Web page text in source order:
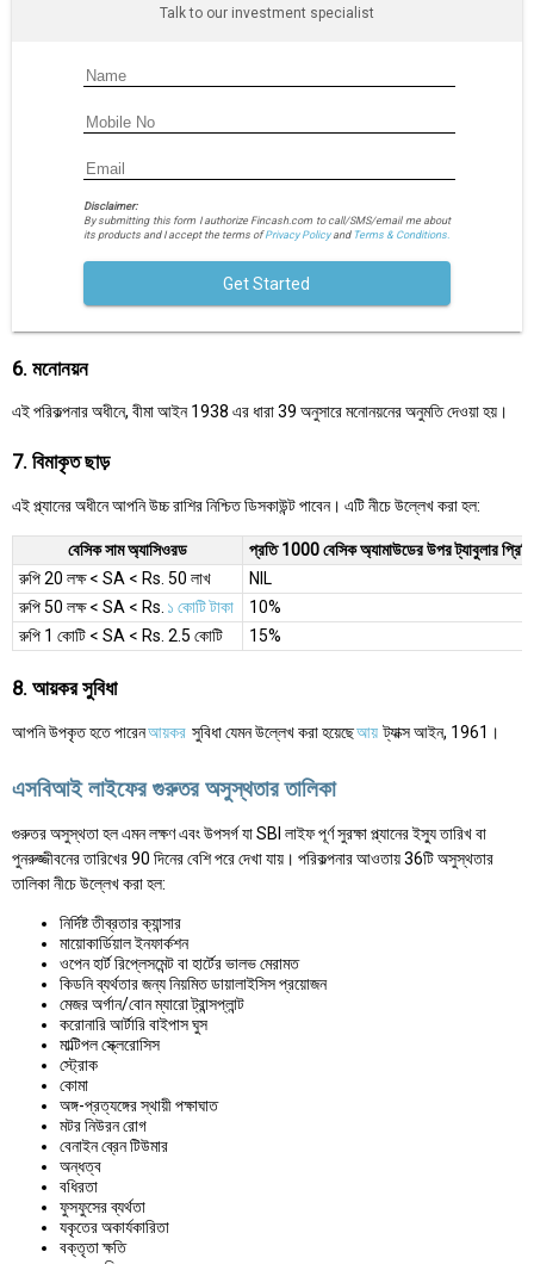
Talk to our investment specialist
Disclaimer:
By submitting this form I authorize Fincash.com to call/SMS/email me about
its products and I accept the terms ofPrivacy Policyand Terms & Conditions.
Get Started
6. মনোনয়ন
এই পরিকল্পনার অধীনে, বীমা আইন 1938 এর ধারা 39 অনুসারে মনোনয়নের অনুমতি দেওয়া হয়।
7. বিমাকৃত ছাড়
এই প্ল্যানের অধীনে আপনি উচ্চ রাশির নিশ্চিত ডিসকাউন্ট পাবেন। এটি নীচে উল্লেখ করা হল:
বেসিক সাম অ্যাসিওরড
প্রতি 1000 বেসিক অ্যামাউডের উপর ট্যাবুলার
রুপি 20 লক্ষ < SA < Rs. 50 লাখ
NIL
রুপি 50 লক্ষ < SA < Rs. ১ কোটি টাকা
10%
রুপি 1 কোটি < SA < Rs. 2.5 কোটি
15%
8. আয়কর সুবিধা
আপনি উপকৃত হতে পারেনআয়কর সুবিধা যেমন উল্লেখ করা হয়েছেআয় ট্যাক্স আইন, 1961।
এসবিআই লাইফের গুরুতর অসুস্থতার তালিকা
গুরুতর অসুস্থতা হল এমন লক্ষণ এবং উপসর্গ যা SBI লাইফ পূর্ণ সুরক্ষা প্ল্যানের ইস্যু তারিখ বা
পুনরুজ্জীবনের তারিখের 90 দিনের বেশি পরে দেখা যায়। পরিকল্পনার আওতায় 36টি অসুস্থতার
তালিকা নীচে উল্লেখ করা হল:
নির্দিষ্ট তীব্রতার ক্যান্সার
মায়োকার্ডিয়াল ইনফার্কশন
ওপেন হার্ট রিপ্লেসমেন্ট বা হার্টের ভালভ মেরামত
কিডনি ব্যর্থতার জন্য নিয়মিত ডায়ালাইসিস প্রয়োজন
মেজর অর্গান/বোন ম্যারো ট্রান্সপ্লান্ট
করোনারি আর্টারি বাইপাস ঘুস
মাল্টিপল স্ক্লেরোসিস
স্ট্রোক
কোমা
অঙ্গ-প্রত্যঙ্গের স্থায়ী পক্ষাঘাত
মটর নিউরন রোগ
বেনাইন ব্রেন টিউমার
অন্ধত্ব
বধিরতা
ফুসফুসের ব্যর্থতা
যকৃতের অকার্যকারিতা
বক্তৃতা ক্ষতি